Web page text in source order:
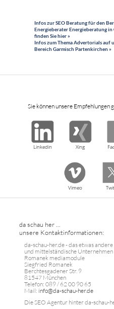
Infos zur SEO Beratung für den
Energieberater Energieberatung
finden Sie hier »
Infos zum Thema Advertorials
Bereich Garmisch Partenkirchen »
Sie können unsere Empfehlungen
Linkedin Xing
Vimeo
da schau her ...
unsere Kontaktinformationen:
da-schau-her.de - das etwas
und mittelständische Unternehmen
Romanek mediamodule
Siegfried Romanek
Berchtesgadener Str. 9
81547 München
Telefon: 089 / 62 00 90 65
Mail: info@da-schau-her.de
Die SEO Agentur hinter da-schau-